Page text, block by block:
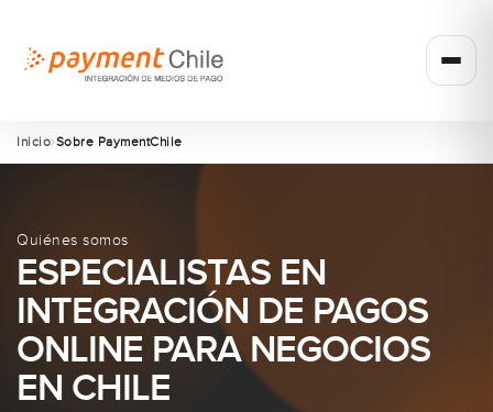
Inicio Sobre PaymentChile
Quiénes somos
ESPECIALISTAS EN
INTEGRACIÓN DE PAGOS
ONLINE PARA NEGOCIOS
EN CHILE